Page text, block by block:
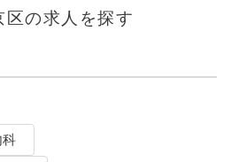
の求人を探す